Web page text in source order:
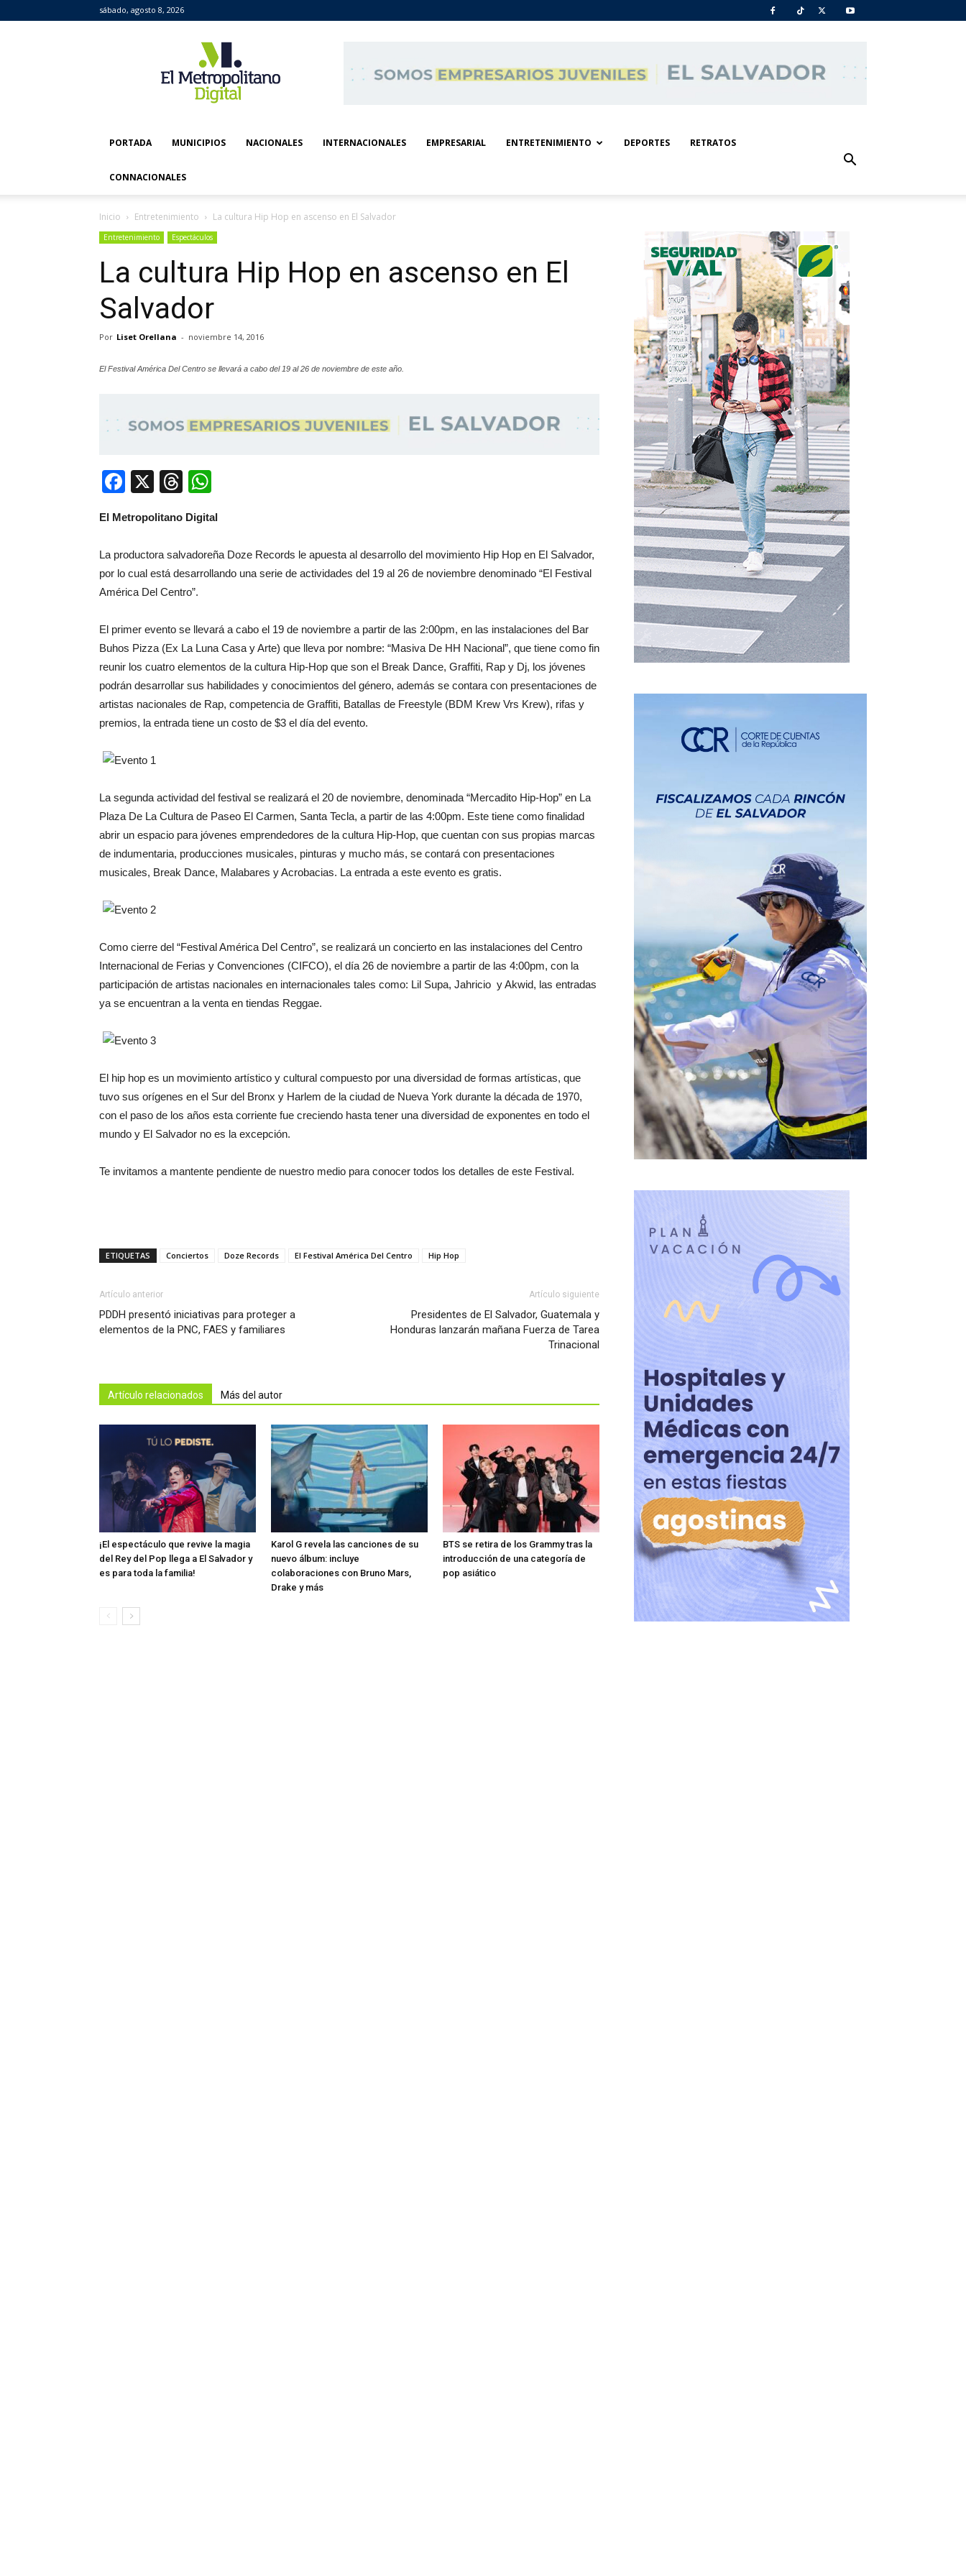
sábado, agosto 8, 2026
Metropolitano
Digital
PORTADA MUNICIPIOS NACIONALES INTERNACIONALES EMPRESARIAL ENTRETENIMIENTO DEPORTES RETRATOS
CONNACIONALES
Inicio Entretenimiento La cultura Hip Hop en ascenso en El Salvador
Entretenimiento Espectáculos
La cultura Hip Hop en ascenso en El
Salvador
Por Liset Orellana - noviembre 14, 2016
El Festival América Del Centro se llevará a cabo del 19 al 26 de noviembre de este año.
Facebook
X Threads
El Metropolitano Digital
La productora salvadoreña Doze Records le apuesta al desarrollo del movimiento Hip Hop en El Salvador,
por lo cual está desarrollando una serie de actividades del 19 al 26 de noviembre denominado “El Festival
América Del Centro”.
El primer evento se llevará a cabo el 19 de noviembre a partir de las 2:00pm, en las instalaciones del Bar
Buhos Pizza (Ex La Luna Casa y Arte) que lleva por nombre: “Masiva De HH Nacional”, que tiene como fin
reunir los cuatro elementos de la cultura Hip-Hop que son el Break Dance, Graffiti, Rap y Dj, los jóvenes
podrán desarrollar sus habilidades y conocimientos del género, además se contara con presentaciones de
artistas nacionales de Rap, competencia de Graffiti, Batallas de Freestyle (BDM Krew Vrs Krew), rifas y
premios, la entrada tiene un costo de $3 el día del evento.
La segunda actividad del festival se realizará el 20 de noviembre, denominada “Mercadito Hip-Hop” en La
Plaza De La Cultura de Paseo El Carmen, Santa Tecla, a partir de las 4:00pm. Este tiene como finalidad
abrir un espacio para jóvenes emprendedores de la cultura Hip-Hop, que cuentan con sus propias marcas
de indumentaria, producciones musicales, pinturas y mucho más, se contará con presentaciones
musicales, Break Dance, Malabares y Acrobacias. La entrada a este evento es gratis.
Como cierre del “Festival América Del Centro”, se realizará un concierto en las instalaciones del Centro
Internacional de Ferias y Convenciones (CIFCO), el día 26 de noviembre a partir de las 4:00pm, con la
participación de artistas nacionales en internacionales tales como: Lil Supa, Jahricio y Akwid, las entradas
ya se encuentran a la venta en tiendas Reggae.
El hip hop es un movimiento artístico y cultural compuesto por una diversidad de formas artísticas, que
tuvo sus orígenes en el Sur del Bronx y Harlem de la ciudad de Nueva York durante la década de 1970,
con el paso de los años esta corriente fue creciendo hasta tener una diversidad de exponentes en todo el
mundo y El Salvador no es la excepción.
Te invitamos a mantente pendiente de nuestro medio para conocer todos los detalles de este Festival.
ETIQUETAS Conciertos Doze Records El Festival América Del Centro Hip Hop
Artículo anterior
PDDH presentó iniciativas para proteger a
elementos de la PNC, FAES y familiares
Artículo siguiente
Presidentes de El Salvador, Guatemala y
Honduras lanzarán mañana Fuerza de Tarea
Trinacional
Artículo relacionados Más del autor
¡El espectáculo que revive la magia
del Rey del Pop llega a El Salvador y
es para toda la familia!
Karol G revela las canciones de su
nuevo álbum: incluye
colaboraciones con Bruno Mars,
Drake y más
BTS se retira de los Grammy tras la
introducción de una categoría de
pop asiático